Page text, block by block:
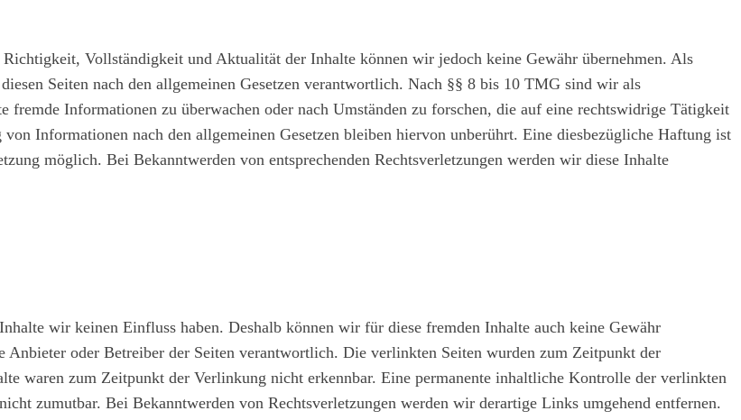
Vollständigkeit und Aktualität der Inhalte können wir jedoch keine Gewähr übernehmen. Als
Seiten nach den allgemeinen Gesetzen verantwortlich. Nach §§ 8 bis 10 TMG sind wir als
Informationen zu überwachen oder nach Umständen zu forschen, die auf eine rechtswidrige Tätigkeit
Informationen nach den allgemeinen Gesetzen bleiben hiervon unberührt. Eine diesbezügliche Haftung ist
möglich. Bei Bekanntwerden von entsprechenden Rechtsverletzungen werden wir diese Inhalte
wir keinen Einfluss haben. Deshalb können wir für diese fremden Inhalte auch keine Gewähr
oder Betreiber der Seiten verantwortlich. Die verlinkten Seiten wurden zum Zeitpunkt der
waren zum Zeitpunkt der Verlinkung nicht erkennbar. Eine permanente inhaltliche Kontrolle der verlinkten
zumutbar. Bei Bekanntwerden von Rechtsverletzungen werden wir derartige Links umgehend entfernen.